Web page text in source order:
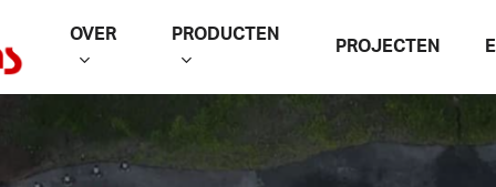
OVER PRODUCTEN
PROJECTEN